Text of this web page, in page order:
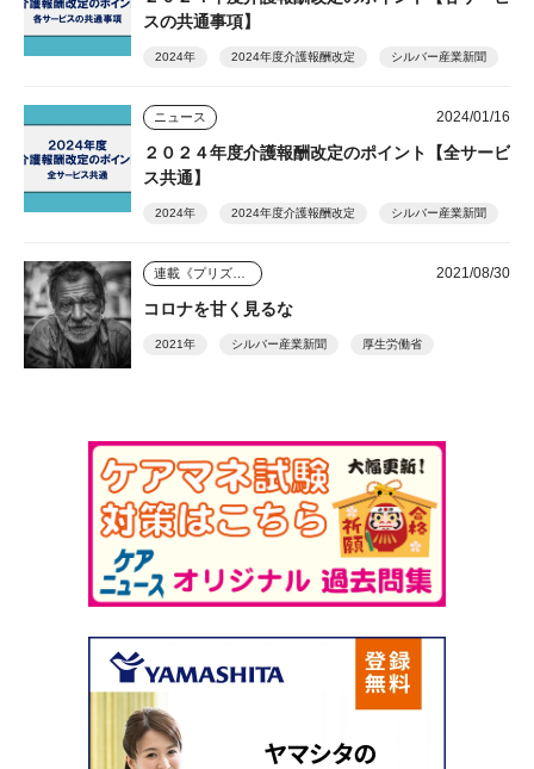
スの共通事項】
2024年 2024年度介護報酬改定 シルバー産業新聞
ニュース 2024/01/16
２０２４年度介護報酬改定のポイント【全サービ
ス共通】
2024年 2024年度介護報酬改定 シルバー産業新聞
2021/08/30
コロナを甘く見るな
2021年 シルバー産業新聞 厚生労働省